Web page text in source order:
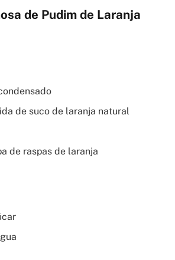
de Pudim de Laranja
de suco de laranja natural
de raspas de laranja